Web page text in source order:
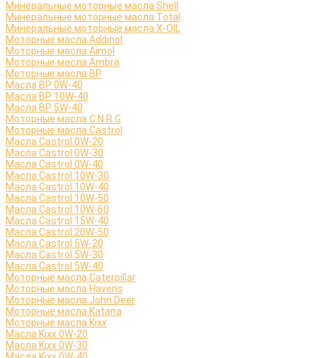
Минеральные моторные масла Shell
Минеральные моторные масла Total
Минеральные моторные масла X-OIL
Моторные масла Addinol
Моторные масла Aimol
Моторные масла Ambra
Моторные масла BP
Масла BP 0W-40
Масла BP 10W-40
Масла BP 5W-40
Моторные масла C.N.R.G
Моторные масла Castrol
Масла Castrol 0W-20
Масла Castrol 0W-30
Масла Castrol 0W-40
Масла Castrol 10W-30
Масла Castrol 10W-40
Масла Castrol 10W-50
Масла Castrol 10W-60
Масла Castrol 15W-40
Масла Castrol 20W-50
Масла Castrol 5W-20
Масла Castrol 5W-30
Масла Castrol 5W-40
Моторные масла Caterpillar
Моторные масла Havens
Моторные масла John Deer
Моторные масла Katana
Моторные масла Kixx
Масла Kixx 0W-20
Масла Kixx 0W-30